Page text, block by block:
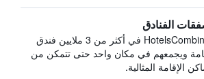
الفنادق
يبحث HotelsCombined في أكثر من 3 ملايين فندق
ويجمعهم في مكان واحد حتى تتمكن من
الإقامة المثالية.